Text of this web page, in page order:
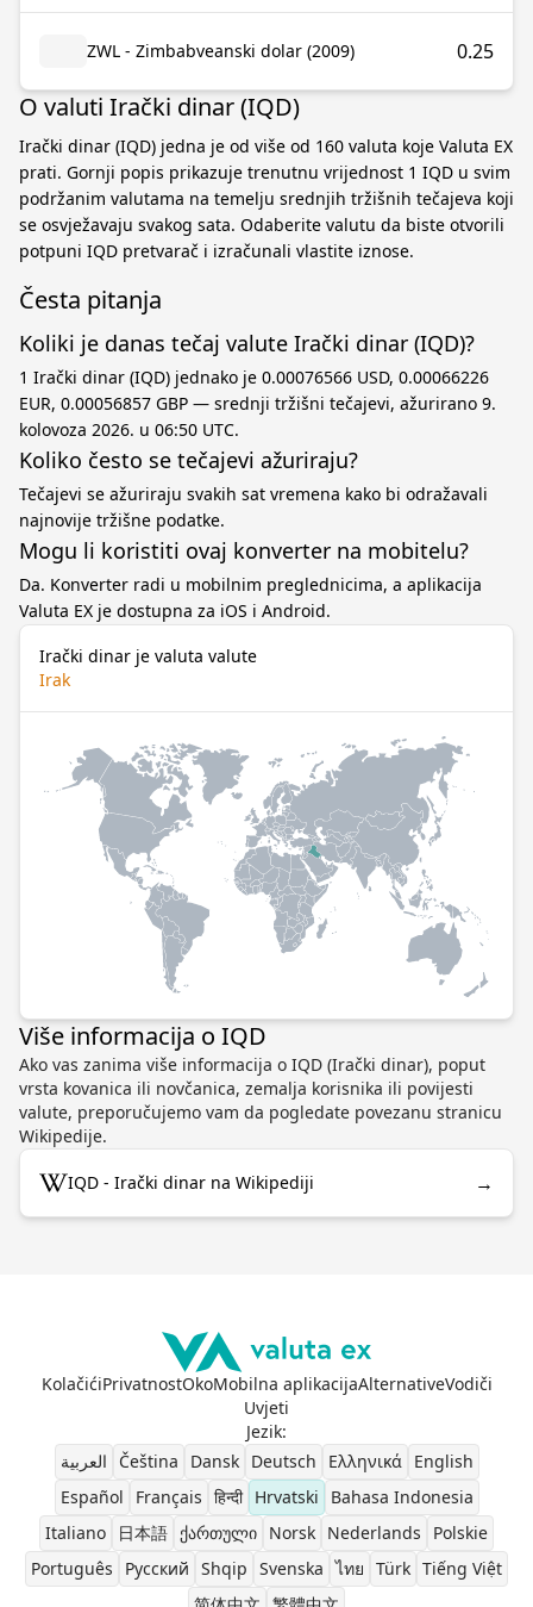
ZWL - Zimbabveanski dolar (2009) 0.25
O valuti Irački dinar (IQD)
Irački dinar (IQD) jedna je od više od 160 valuta koje Valuta EX
prati. Gornji popis prikazuje trenutnu vrijednost 1 IQD u svim
podržanim valutama na temelju srednjih tržišnih tečajeva koji
se osvježavaju svakog sata. Odaberite valutu da biste otvorili
potpuni IQD pretvarač i izračunali vlastite iznose.
Česta pitanja
Koliki je danas tečaj valute Irački dinar (IQD)?
1 Irački dinar (IQD) jednako je 0.00076566 USD, 0.00066226
EUR, 0.00056857 GBP — srednji tržišni tečajevi, ažurirano 9.
kolovoza 2026. u 06:50 UTC.
Koliko često se tečajevi ažuriraju?
Tečajevi se ažuriraju svakih sat vremena kako bi odražavali
najnovije tržišne podatke.
Mogu li koristiti ovaj konverter na mobitelu?
Da. Konverter radi u mobilnim preglednicima, a aplikacija
Valuta EX je dostupna za iOS i Android.
Irački dinar je valuta valute
Irak
Više informacija o IQD
Ako vas zanima više informacija o IQD (Irački dinar), poput
vrsta kovanica ili novčanica, zemalja korisnika ili povijesti
valute, preporučujemo vam da pogledate povezanu stranicu
Wikipedije.
IQD - Irački dinar na Wikipediji →
KolačićiPrivatnostOkoMobilna aplikacijaAlternativeVodiči
Uvjeti
Jezik:
العربية
Čeština Dansk Deutsch Ελληνικά
English
Español
Français हिन्दी Hrvatski
Bahasa Indonesia
Italiano
日本語 ქართული Norsk Nederlands
Polskie
Português
Pусский Shqip Svenska ไทย Türk Tiếng Việt